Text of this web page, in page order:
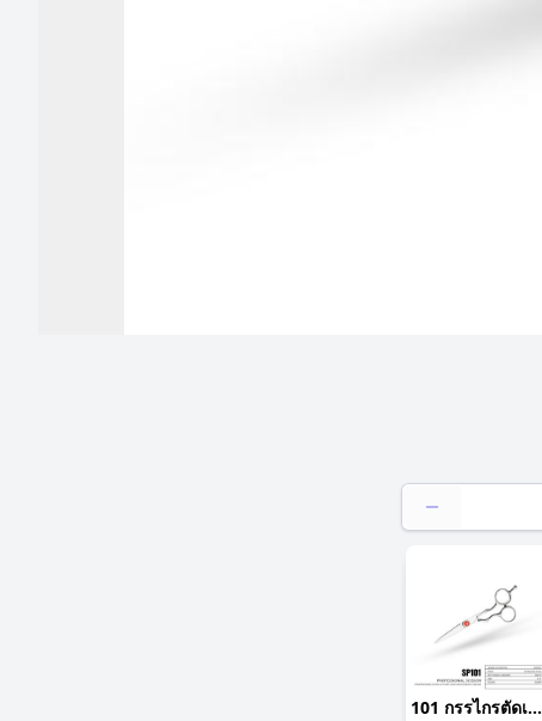
101 กรรไกรตัดเปียกหมุดแดง 5.5"